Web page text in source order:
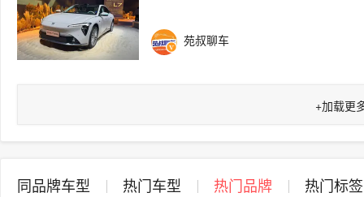
苑叔聊车
+加载更
同品牌车型 热门车型 热门品牌 热门标签